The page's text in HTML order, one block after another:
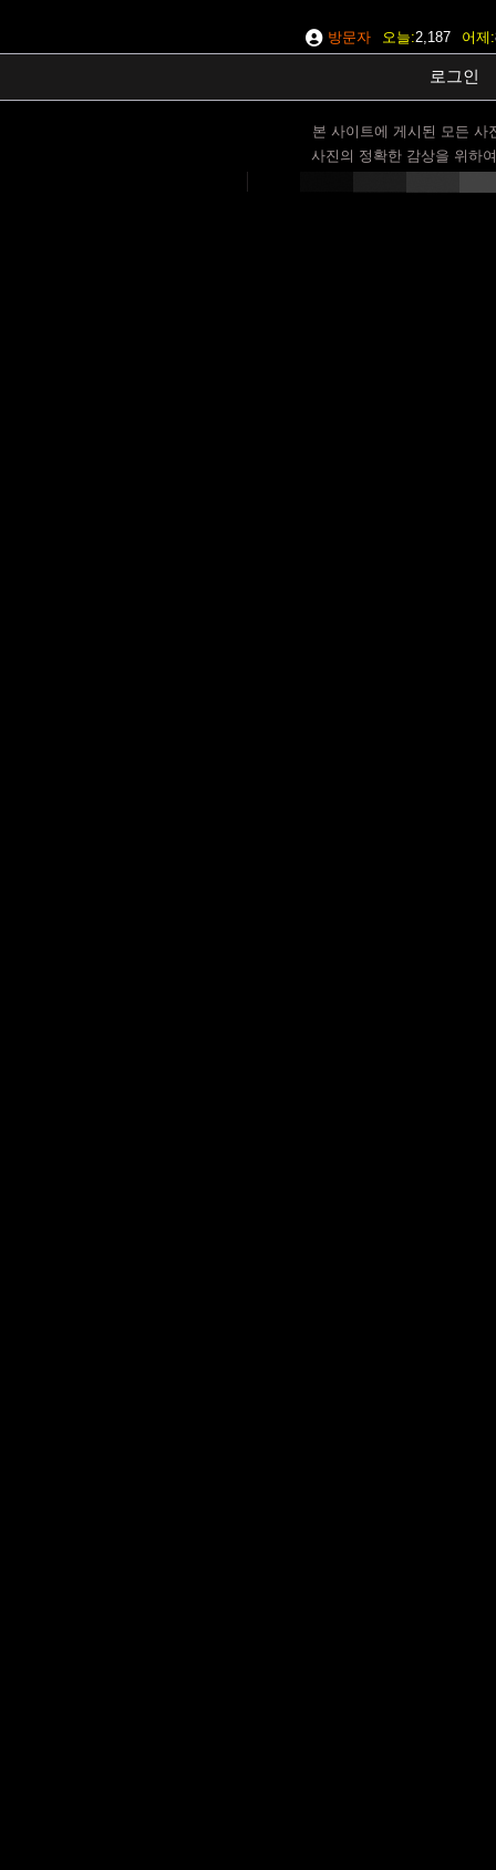
방문자 오늘 2,187 어제
로그인
본 사이트에 게시된 모든 사
사진의 정확한 감상을 위하